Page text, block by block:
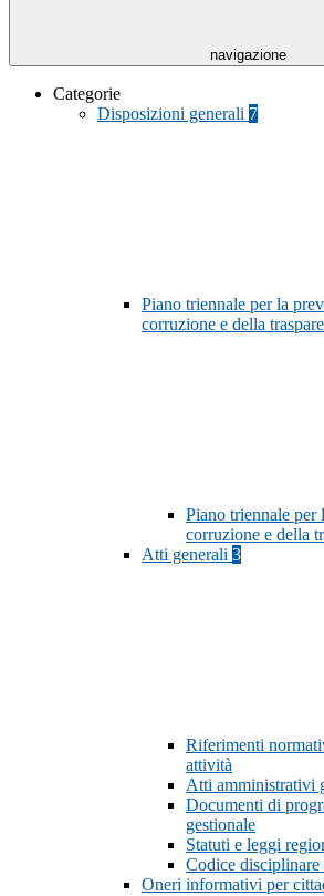
navigazione
Categorie
Disposizioni generali 7
Piano triennale per la
corruzione e della
Piano triennale per
corruzione e della
Atti generali 3
Riferimenti
attività
Atti amministrativi
Documenti di
gestionale
Statuti e leggi
Codice disciplinare
Oneri informativi per